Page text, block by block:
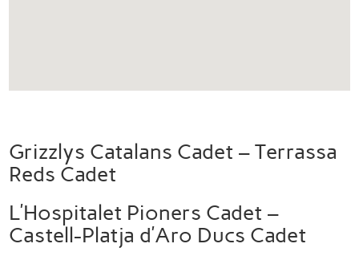
Grizzlys Catalans Cadet – Terrassa
Reds Cadet
L’Hospitalet Pioners Cadet –
Castell-Platja d’Aro Ducs Cadet